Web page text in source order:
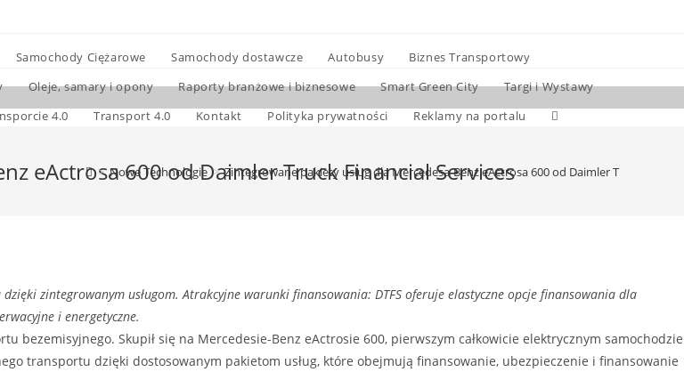
Samochody Ciężarowe Samochody dostawcze Autobusy
Biznes Transportowy
Oleje, samary i opony Raporty branżowe i biznesowe Smart Green City
Targi i Wystawy
4.0 Transport 4.0 Kontakt Polityka prywatności Reklamy na portalu
eActrosa 600 od Daimler Truck Financial Services
> Nowe Technologie > Zintegrowane pakiety usług dla Mercedesa-Benz eActrosa 600 od Daimler Truck
zintegrowanym usługom. Atrakcyjne warunki finansowania: DTFS oferuje elastyczne opcje finansowania dla
i energetyczne.
bezemisyjnego. Skupił się na Mercedesie-Benz eActrosie 600, pierwszym całkowicie elektrycznym samochodzie
transportu dzięki dostosowanym pakietom usług, które obejmują finansowanie, ubezpieczenie i finansowanie